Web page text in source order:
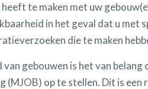
te maken met uw
in het geval dat u met
die te maken
gebouwen is het van
(MJOB) op te stellen. Dit is